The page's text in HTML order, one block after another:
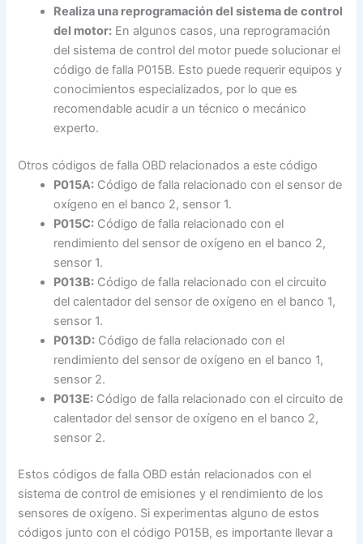
Realiza una reprogramación del sistema de control
del motor: En algunos casos, una reprogramación
del sistema de control del motor puede solucionar el
código de falla P015B. Esto puede requerir equipos y
conocimientos especializados, por lo que es
recomendable acudir a un técnico o mecánico
experto.
Otros códigos de falla OBD relacionados a este código
P015A: Código de falla relacionado con el sensor de
oxígeno en el banco 2, sensor 1.
P015C: Código de falla relacionado con el
rendimiento del sensor de oxígeno en el banco 2,
sensor 1.
P013B: Código de falla relacionado con el circuito
del calentador del sensor de oxígeno en el banco 1,
sensor 1.
P013D: Código de falla relacionado con el
rendimiento del sensor de oxígeno en el banco 1,
sensor 2.
P013E: Código de falla relacionado con el circuito de
calentador del sensor de oxígeno en el banco 2,
sensor 2.
Estos códigos de falla OBD están relacionados con el
sistema de control de emisiones y el rendimiento de los
sensores de oxígeno. Si experimentas alguno de estos
códigos junto con el código P015B, es importante llevar a